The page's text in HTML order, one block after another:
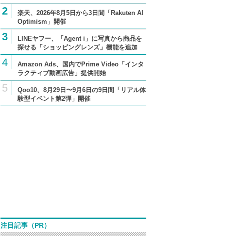
2
楽天、2026年8月5日から3日間「Rakuten AI
Optimism」開催
3
LINEヤフー、「Agent i」に写真から商品を
探せる「ショッピングレンズ」機能を追加
4
Amazon Ads、国内でPrime Video「インタ
ラクティブ動画広告」提供開始
5
Qoo10、8月29日〜9月6日の9日間「リアル体
験型イベント第2弾」開催
注目記事（PR）